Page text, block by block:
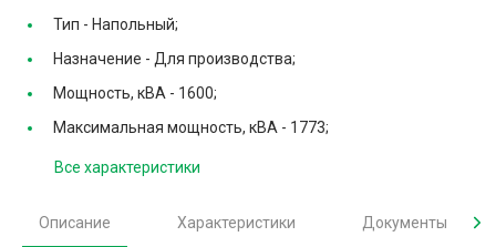
Тип - Напольный;
Назначение - Для производства;
Мощность, кВА - 1600;
Максимальная мощность, кВА - 1773;
Все характеристики
Описание Характеристики Документы